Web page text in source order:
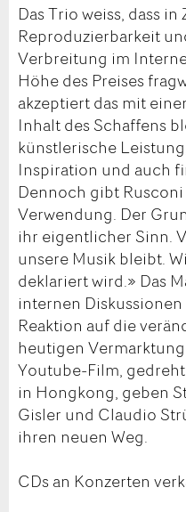
Das Trio weiss, dass
Reproduzierbarkeit
Verbreitung im
Höhe des Preises
akzeptiert das mit
Inhalt des Schaffens
künstlerische
Inspiration und auch
Dennoch gibt
Verwendung. Der
ihr eigentlicher Sinn.
unsere Musik bleibt.
deklariert wird.» Das
internen
Reaktion auf die
heutigen
Youtube-Film,
in Hongkong, geben
Gisler und Claudio
ihren neuen Weg.
CDs an Konzerten